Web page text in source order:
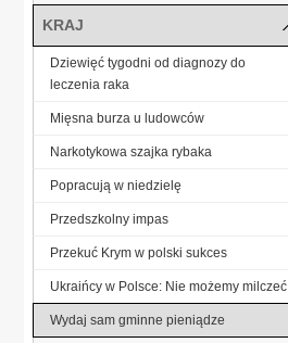
KRAJ
Dziewięć tygodni od diagnozy do
leczenia raka
Mięsna burza u ludowców
Narkotykowa szajka rybaka
Popracują w niedzielę
Przedszkolny impas
Przekuć Krym w polski sukces
Ukraińcy w Polsce: Nie możemy milczeć
Wydaj sam gminne pieniądze